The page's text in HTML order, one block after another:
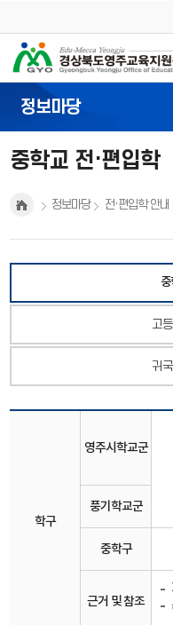
정보마당
정보마당 전·편입학 안내
중학교 전·편입학
고
귀
학구
영주시학교군
풍기학교군
중학구
근거 및 참조